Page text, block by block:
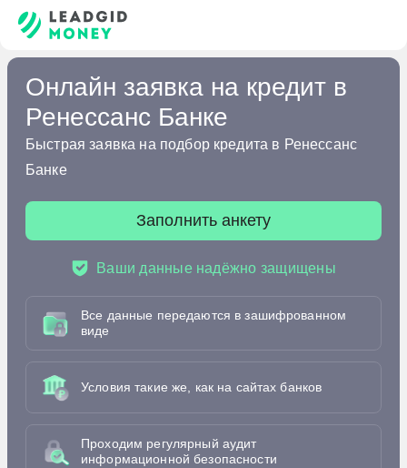
Онлайн заявка на кредит в
Ренессанс Банке
Быстрая заявка на подбор кредита в Ренессанс
Банке
Заполнить анкету
Ваши данные надёжно защищены
Все данные передаются в зашифрованном
виде
Условия такие же, как на сайтах банков
Проходим регулярный аудит
информационной безопасности